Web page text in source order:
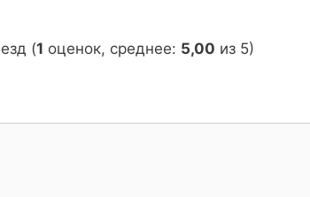
(1 оценок, среднее: 5,00 из 5)